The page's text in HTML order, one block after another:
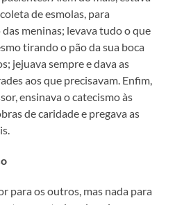
de esmolas, para
meninas; levava tudo o que
tirando o pão da sua boca
jejuava sempre e dava as
aos que precisavam. Enfim,
ensinava o catecismo às
de caridade e pregava as
para os outros, mas nada para